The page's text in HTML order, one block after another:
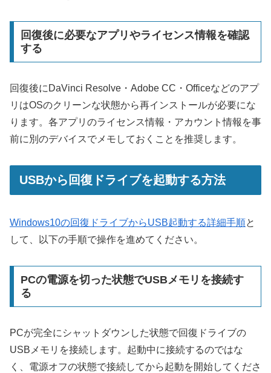
回復後に必要なアプリやライセンス情報を確認
する
回復後にDaVinci Resolve・Adobe CC・Officeなどのアプ
リはOSのクリーンな状態から再インストールが必要にな
ります。各アプリのライセンス情報・アカウント情報を事
前に別のデバイスでメモしておくことを推奨します。
USBから回復ドライブを起動する方法
Windows10の回復ドライブからUSB起動する詳細手順と
して、以下の手順で操作を進めてください。
PCの電源を切った状態でUSBメモリを接続す
る
PCが完全にシャットダウンした状態で回復ドライブの
USBメモリを接続します。起動中に接続するのではな
く、電源オフの状態で接続してから起動を開始してくださ